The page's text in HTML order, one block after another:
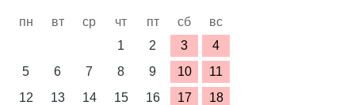
пн вт ср чт пт сб
вс
1
2 3
4
5
6 7 8 9 10
11
12
13 14 15 16 17
18